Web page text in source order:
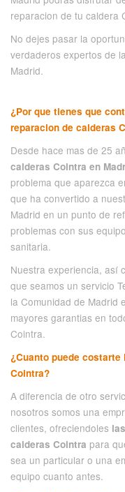
reparacion de tu caldera
No dejes pasar la
verdaderos expertos de
Madrid.
¿Por que tienes que
reparacion de calderas
Desde hace mas de 25
calderas Cointra en
problema que aparezca
que ha convertido a
Madrid en un punto de
problemas con sus
sanitaria.
Nuestra experiencia, así
que seamos un servicio
la Comunidad de Madrid
mayores garantias en
Cointra.
¿Cuanto puede
Cointra?
A diferencia de otro
nosotros somos una
clientes, ofreciendoles
calderas Cointra para
sea un particular o una
equipo cuanto antes.